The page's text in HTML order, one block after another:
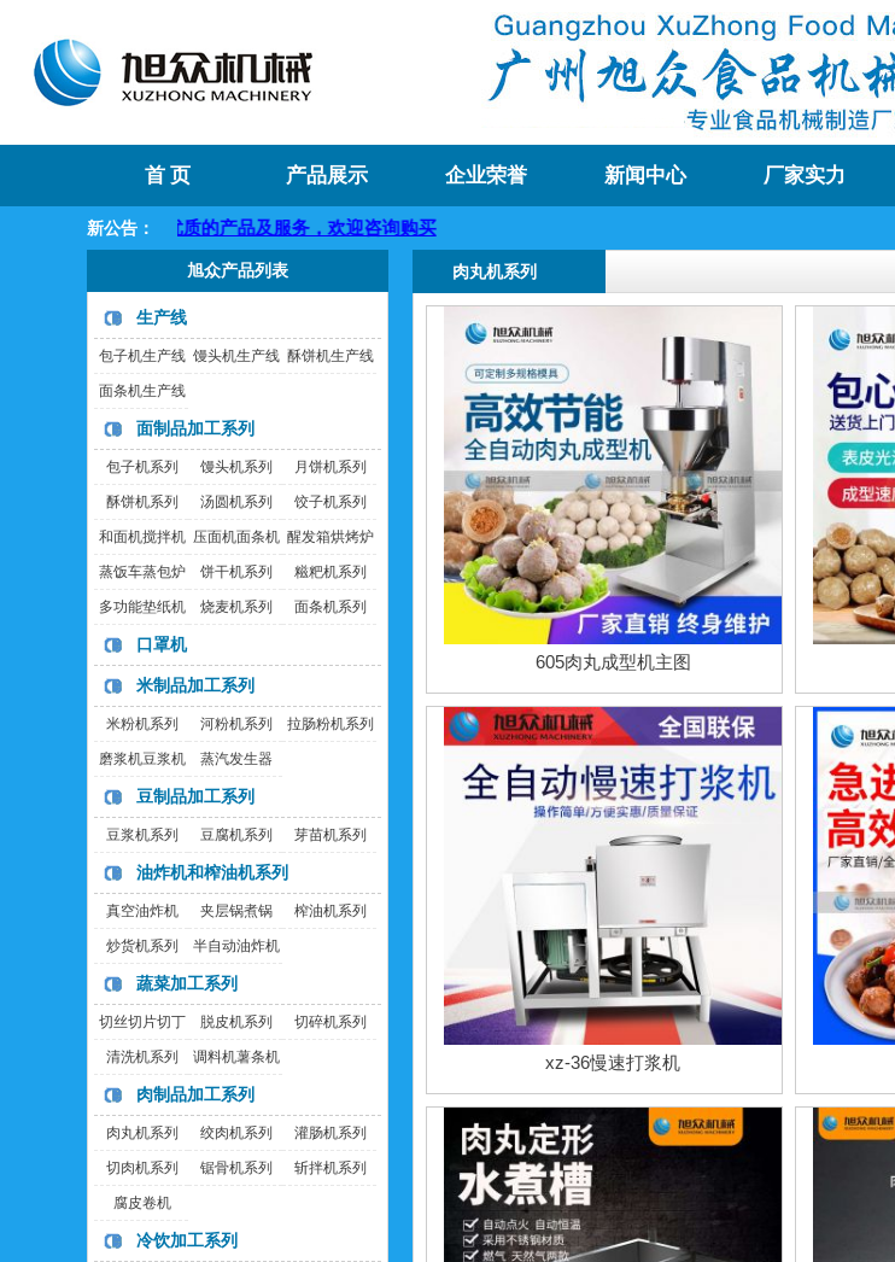
首 页 产品展示 企业荣誉 新闻中心 厂家实力
新公告：
提供优质的产品及服务，欢迎咨询购买
旭众产品列表
生产线
包子机生产线 馒头机生产线 酥饼机生产线
面条机生产线
面制品加工系列
包子机系列 馒头机系列 月饼机系列
酥饼机系列 汤圆机系列 饺子机系列
和面机搅拌机 压面机面条机 醒发箱烘烤炉
蒸饭车蒸包炉 饼干机系列 糍粑机系列
多功能垫纸机 烧麦机系列 面条机系列
口罩机
米制品加工系列
米粉机系列 河粉机系列 拉肠粉机系列
磨浆机豆浆机 蒸汽发生器
豆制品加工系列
豆浆机系列 豆腐机系列 芽苗机系列
油炸机和榨油机系列
真空油炸机 夹层锅煮锅 榨油机系列
炒货机系列 半自动油炸机
蔬菜加工系列
切丝切片切丁
机
脱皮机系列 切碎机系列
清洗机系列 调料机薯条机
肉制品加工系列
肉丸机系列 绞肉机系列 灌肠机系列
切肉机系列 锯骨机系列 斩拌机系列
腐皮卷机
冷饮加工系列
肉丸机系列
605肉丸成型机主图
xz-36慢速打浆机